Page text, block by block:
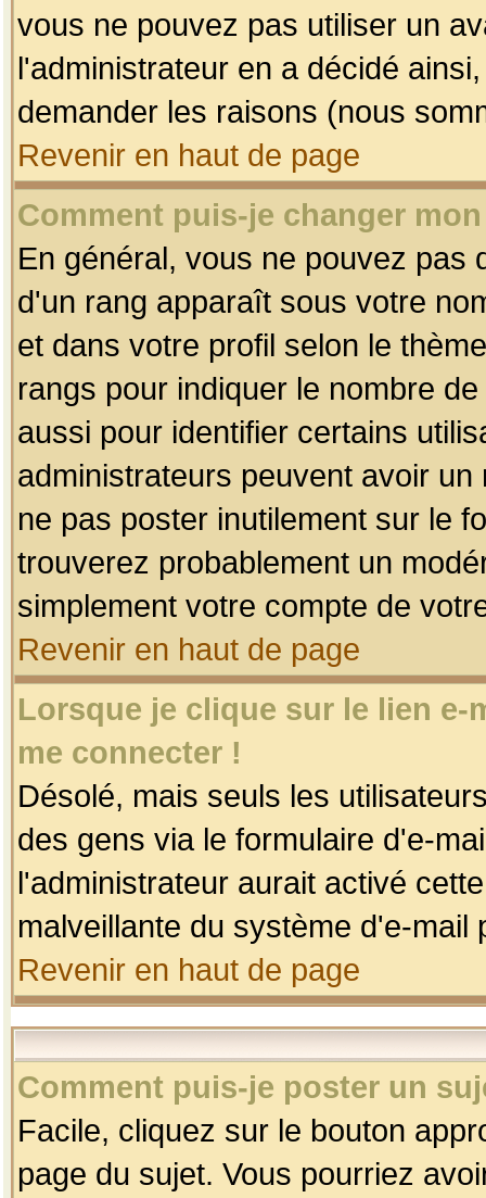
vous ne pouvez pas utiliser un
l'administrateur en a décidé
demander les raisons (nous
Revenir en haut de page
Comment puis-je changer
En général, vous ne pouvez pas
d'un rang apparaît sous votre
et dans votre profil selon le
rangs pour indiquer le nombre
aussi pour identifier certains
administrateurs peuvent avoir
ne pas poster inutilement sur le
trouverez probablement un
simplement votre compte de
Revenir en haut de page
Lorsque je clique sur le lien
me connecter !
Désolé, mais seuls les
des gens via le formulaire d'e-
l'administrateur aurait activé
malveillante du système d'e-
Revenir en haut de page
Comment puis-je poster un
Facile, cliquez sur le bouton
page du sujet. Vous pourriez